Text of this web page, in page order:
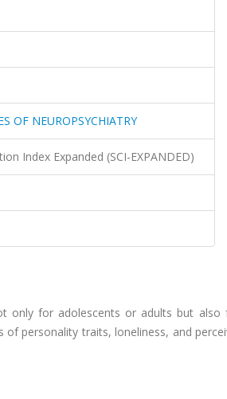
OF NEUROPSYCHIATRY
Index Expanded (SCI-EXPANDED)
only for adolescents or adults but
personality traits, loneliness, and